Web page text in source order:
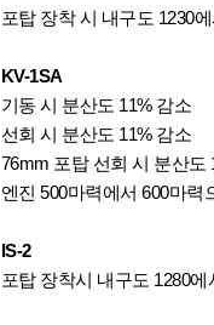
포탑 장착 시 내구도 1230
KV-1SA
기동 시 분산도 11% 감소
선회 시 분산도 11% 감소
76mm 포탑 선회 시 분산도
엔진 500마력에서 600마력
IS-2
포탑 장착시 내구도 1280